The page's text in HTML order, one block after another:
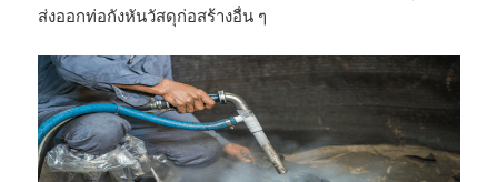
ส่งออกท่อกังหันวัสดุก่อสร้างอื่น ๆ